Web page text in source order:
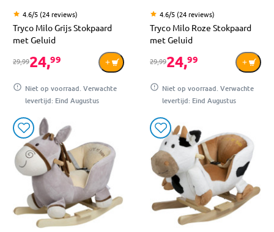
4.6/5 (24 reviews)
Tryco Milo Grijs Stokpaard
met Geluid
29,9924,99
Niet op voorraad. Verwachte
levertijd: Eind Augustus
4.6/5 (24 reviews)
Tryco Milo Roze Stokpaard
met Geluid
29,9924,99
Niet op voorraad. Verwachte
levertijd: Eind Augustus